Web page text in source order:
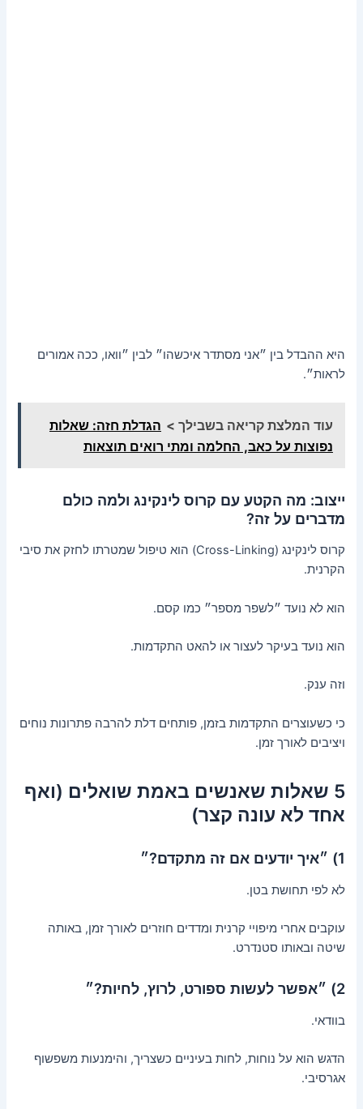
היא ההבדל בין ״אני מסתדר איכשהו״ לבין ״וואו, ככה אמורים
לראות״.
עוד המלצת קריאה בשבילך > הגדלת חזה: שאלות
נפוצות על כאב, החלמה ומתי רואים תוצאות
ייצוב: מה הקטע עם קרוס לינקינג ולמה כולם
מדברים על זה?
קרוס לינקינג (Cross-Linking) הוא טיפול שמטרתו לחזק את סיבי
הקרנית.
הוא לא נועד ״לשפר מספר״ כמו קסם.
הוא נועד בעיקר לעצור או להאט התקדמות.
וזה ענק.
כי כשעוצרים התקדמות בזמן, פותחים דלת להרבה פתרונות נוחים
ויציבים לאורך זמן.
5 שאלות שאנשים באמת שואלים (ואף
אחד לא עונה קצר)
1) ״איך יודעים אם זה מתקדם?״
לא לפי תחושת בטן.
עוקבים אחרי מיפויי קרנית ומדדים חוזרים לאורך זמן, באותה
שיטה ובאותו סטנדרט.
2) ״אפשר לעשות ספורט, לרוץ, לחיות?״
בוודאי.
הדגש הוא על נוחות, לחות בעיניים כשצריך, והימנעות משפשוף
אגרסיבי.